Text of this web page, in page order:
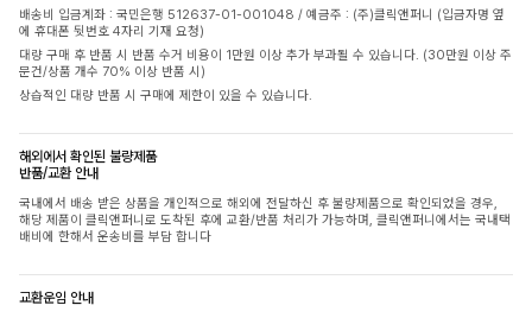
배송비 입금계좌 : 국민은행 512637-01-001048 / 예금주 : (주)클릭앤퍼니 (입금자명 옆
에 휴대폰 뒷번호 4자리 기재 요청)
대량 구매 후 반품 시 반품 수거 비용이 1만원 이상 추가 부과될 수 있습니다. (30만원 이상 주
문건/상품 개수 70% 이상 반품 시)
상습적인 대량 반품 시 구매에 제한이 있을 수 있습니다.
해외에서 확인된 불량제품
반품/교환 안내
국내에서 배송 받은 상품을 개인적으로 해외에 전달하신 후 불량제품으로 확인되었을 경우,
해당 제품이 클릭앤퍼니로 도착된 후에 교환/반품 처리가 가능하며, 클릭앤퍼니에서는 국내택
배비에 한해서 운송비를 부담 합니다
교환운임 안내